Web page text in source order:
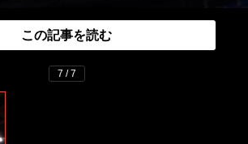
この記事を読む
7 / 7